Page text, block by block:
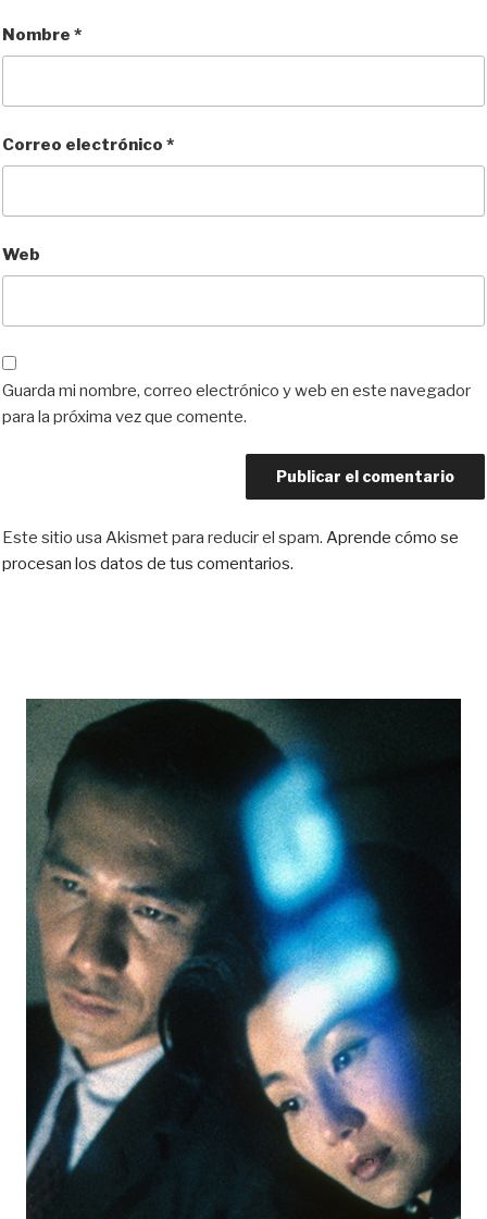
Nombre *
Correo electrónico *
Web
Guarda mi nombre, correo electrónico y web en este navegador
para la próxima vez que comente.
Este sitio usa Akismet para reducir el spam. Aprende cómo se
procesan los datos de tus comentarios.